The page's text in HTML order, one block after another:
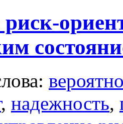
, надежность,